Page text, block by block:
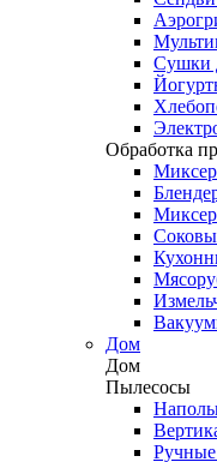
Сушки
Обработка
Дом
Дом
Пылесосы